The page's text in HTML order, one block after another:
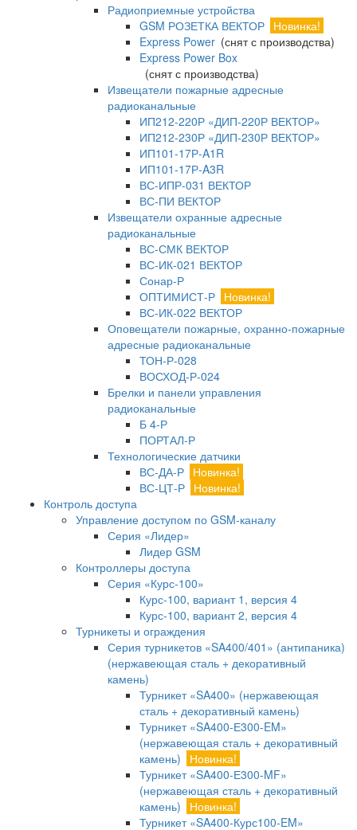
Радиоприемные устройства
GSM РОЗЕТКА ВЕКТОР Новинка!
Express Power (снят с производства)
Express Power Box
(снят с производства)
Извещатели пожарные адресные
радиоканальные
ИП212-220Р «ДИП-220Р ВЕКТОР»
ИП212-230Р «ДИП-230Р ВЕКТОР»
ИП101-17Р-A1R
ИП101-17Р-A3R
ВС-ИПР-031 ВЕКТОР
ВС-ПИ ВЕКТОР
Извещатели охранные адресные
радиоканальные
ВС-СМК ВЕКТОР
ВС-ИК-021 ВЕКТОР
Сонар-Р
ОПТИМИСТ-Р Новинка!
ВС-ИК-022 ВЕКТОР
Оповещатели пожарные, охранно-пожарные
адресные радиоканальные
ТОН-Р-028
ВОСХОД-Р-024
Брелки и панели управления
радиоканальные
Б 4-Р
ПОРТАЛ-Р
Технологические датчики
ВС-ДА-Р Новинка!
ВС-ЦТ-Р Новинка!
Контроль доступа
Управление доступом по GSM-каналу
Серия «Лидер»
Лидер GSM
Контроллеры доступа
Серия «Курс-100»
Курс-100, вариант 1, версия 4
Курс-100, вариант 2, версия 4
Турникеты и ограждения
Серия турникетов «SA400/401» (антипаника)
(нержавеющая сталь + декоративный
камень)
Турникет «SA400» (нержавеющая
сталь + декоративный камень)
Турникет «SA400-Е300-EM»
(нержавеющая сталь + декоративный
камень)
Новинка!
Турникет «SA400-Е300-MF»
(нержавеющая сталь + декоративный
камень)
Новинка!
Турникет «SA400-Курс100-EM»